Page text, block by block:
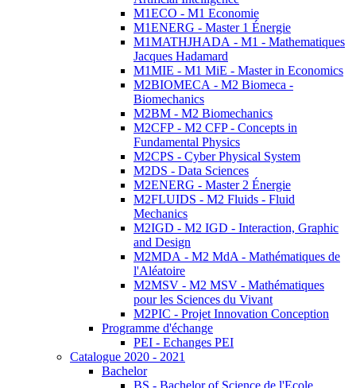
M1ECO - M1 Economie
M1ENERG - Master 1 Énergie
M1MATHJHADA - M1 - Mathematiques
Jacques Hadamard
M1MIE - M1 MiE - Master in Economics
M2BIOMECA - M2 Biomeca -
Biomechanics
M2BM - M2 Biomechanics
M2CFP - M2 CFP - Concepts in
Fundamental Physics
M2CPS - Cyber Physical System
M2DS - Data Sciences
M2ENERG - Master 2 Énergie
M2FLUIDS - M2 Fluids - Fluid
Mechanics
M2IGD - M2 IGD - Interaction, Graphic
and Design
M2MDA - M2 MdA - Mathématiques de
l'Aléatoire
M2MSV - M2 MSV - Mathématiques
pour les Sciences du Vivant
M2PIC - Projet Innovation Conception
Programme d'échange
PEI - Echanges PEI
Catalogue 2020 - 2021
Bachelor
BS - Bachelor of Science de l'Ecole